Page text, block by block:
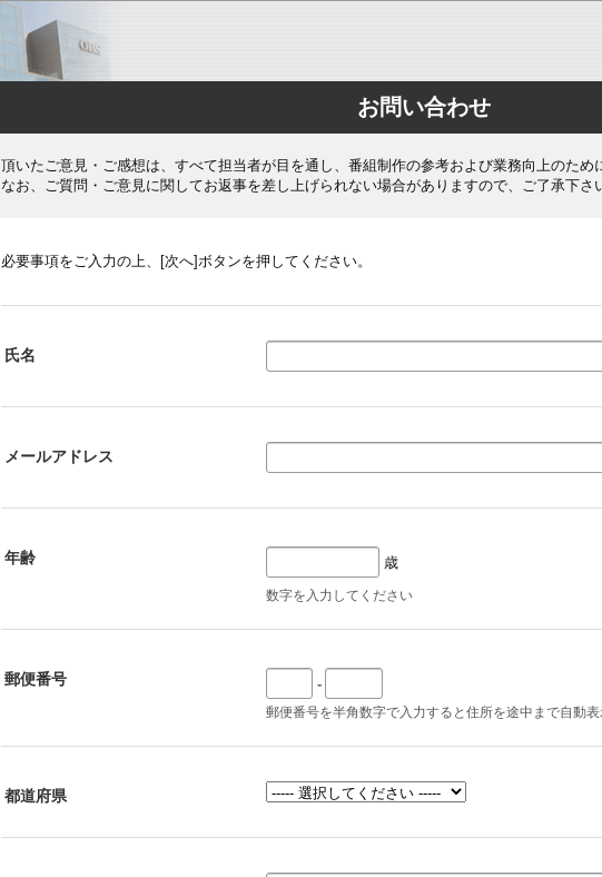
お問い合わせ
頂いたご意見・ご感想は、すべて担当者が目を通し、番組制作の参考および業務向上のため
なお、ご質問・ご意見に関してお返事を差し上げられない場合がありますので、ご了承下さ
必要事項をご入力の上、[次へ]ボタンを押してください。
氏名
メールアドレス
年齢 歳
数字を入力してください
郵便番号 -
郵便番号を半角数字で入力すると住所を途中まで自動表
都道府県